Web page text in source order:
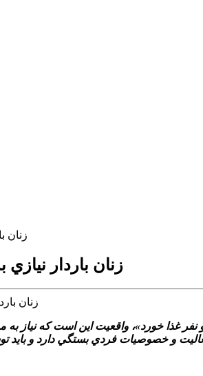
زنان
زنان باردار
نفر غذا خورد»، واقعيت اين است که نياز